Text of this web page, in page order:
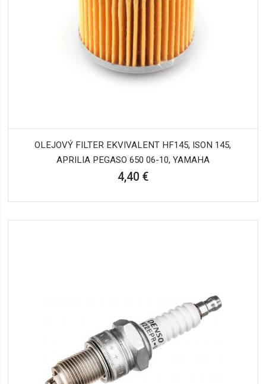
OLEJOVÝ FILTER EKVIVALENT HF145, ISON 145,
APRILIA PEGASO 650 06-10, YAMAHA
4,40 €